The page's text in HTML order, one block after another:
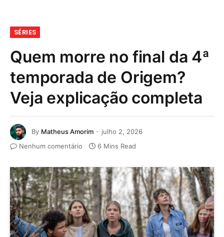
SÉRIES
Quem morre no final da 4ª
temporada de Origem?
Veja explicação completa
By Matheus Amorim
julho 2, 2026
Nenhum comentário
6 Mins Read